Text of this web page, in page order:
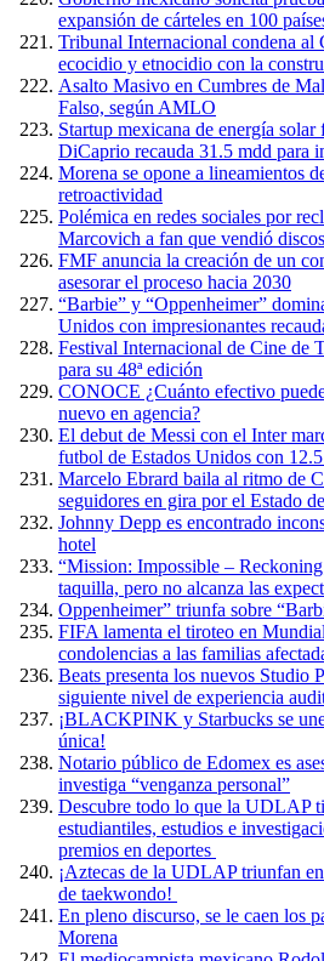
expansión de cárteles en 100
Tribunal Internacional condena
ecocidio y etnocidio con la
Asalto Masivo en Cumbres de
Falso, según AMLO
Startup mexicana de energía
DiCaprio recauda 31.5 mdd para
Morena se opone a lineamientos
retroactividad
Polémica en redes sociales por
Marcovich a fan que vendió
FMF anuncia la creación de un
asesorar el proceso hacia 2030
“Barbie” y “Oppenheimer”
Unidos con impresionantes
Festival Internacional de Cine de
para su 48ª edición
CONOCE ¿Cuánto efectivo
nuevo en agencia?
El debut de Messi con el Inter
futbol de Estados Unidos con
Marcelo Ebrard baila al ritmo de
seguidores en gira por el Estado
Johnny Depp es encontrado
hotel
“Mission: Impossible –
taquilla, pero no alcanza las
Oppenheimer” triunfa sobre
FIFA lamenta el tiroteo en
condolencias a las familias
Beats presenta los nuevos Studio
siguiente nivel de experiencia
¡BLACKPINK y Starbucks se
única!
Notario público de Edomex es
investiga “venganza personal”
Descubre todo lo que la UDLAP
estudiantiles, estudios e
premios en deportes
¡Aztecas de la UDLAP triunfan
de taekwondo!
En pleno discurso, se le caen los
Morena